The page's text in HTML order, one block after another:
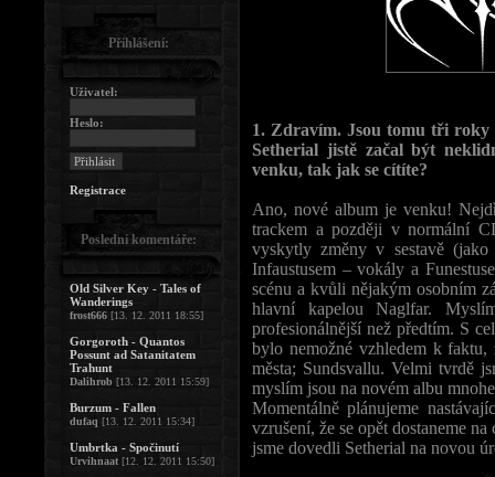
1. Zdravím. Jsou tomu tři roky
Setherial jistě začal být
venku, tak jak se cítíte?
Ano, nové album je venku!
trackem a později v normální
vyskytly změny v sestavě
Infaustusem – vokály a
scénu a kvůli nějakým osobním
hlavní kapelou Naglfar.
profesionálnější než předtím. S
bylo nemožné vzhledem k faktu,
města; Sundsvallu. Velmi tvrdě
myslím jsou na novém albu
Momentálně plánujeme
vzrušení, že se opět dostaneme
jsme dovedli Setherial na novou
Přihlášení:
Uživatel:
Heslo:
Registrace
Poslední komentáře:
Old Silver Key - Tales of
Wanderings
frost666 [13. 12. 2011 18:55]
Gorgoroth - Quantos
Possunt ad Satanitatem
Trahunt
Dalihrob [13. 12. 2011 15:59]
Burzum - Fallen
dufaq [13. 12. 2011 15:34]
Umbrtka - Spočinutí
Urvihnaat [12. 12. 2011 15:50]